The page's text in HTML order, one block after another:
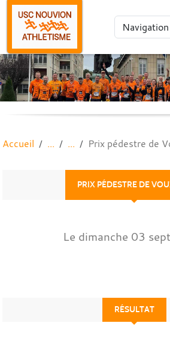
Accueil Prix pédestre de
PRIX PÉDESTRE DE
Le dimanche 03
RÉSULTAT
Panneau de gestion des cookies